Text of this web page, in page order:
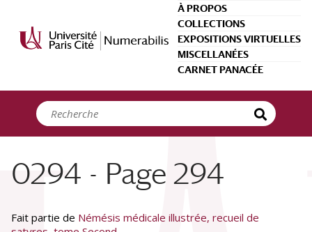
À PROPOS
COLLECTIONS
EXPOSITIONS VIRTUELLES
MISCELLANÉES
CARNET PANACÉE
0294 - Page 294
Fait partie de Némésis médicale illustrée, recueil de